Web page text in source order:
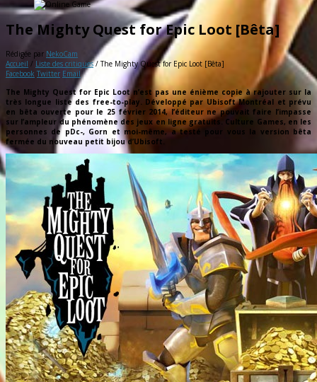
The Mighty Quest for Epic Loot [Bêta]
Rédigée par NekoCam
Accueil / Liste des critiques / The Mighty Quest for Epic Loot [Bêta]
Facebook Twitter Email
The Mighty Quest for Epic Loot n’est pas une énième copie à rajouter sur la
très longue liste des free-to-play. Développé par Ubisoft Montréal et prévu
en bêta ouverte pour le 25 février 2014, l’éditeur ne pouvait faire l’impasse
sur l’ampleur du phénomène des jeux en ligne gratuits. Culture Games, en les
personnes de pDc-, Gorn et moi-même, a testé pour vous la version bêta
fermée du nouveau petit bijou d’Ubisoft.